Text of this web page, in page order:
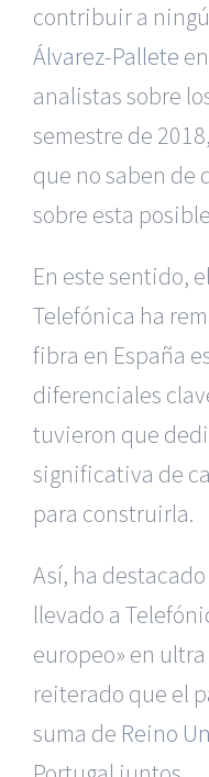
contribuir a
Álvarez-Pallete
analistas sobre
semestre de
que no saben de
sobre esta
En este sentido,
Telefónica ha
fibra en España
diferenciales
tuvieron que
significativa de
para construirla.
Así, ha
llevado a
europeo» en
reiterado que el
suma de Reino